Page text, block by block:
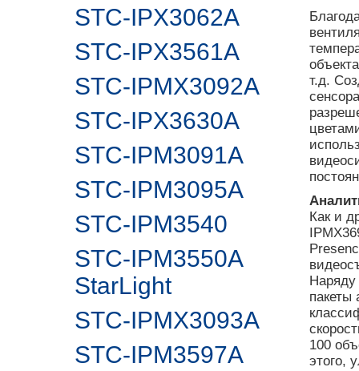
STC-IPX3062A
STC-IPX3561A
STC-IPMX3092A
STC-IPX3630A
STC-IPM3091A
STC-IPM3095A
STC-IPM3540
STC-IPM3550A
StarLight
STC-IPMX3093A
STC-IPM3597A
т.д.
Как и
Наряду
пакеты
100
этого,